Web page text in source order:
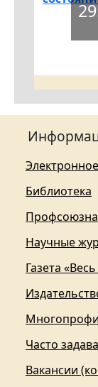
Библиотека
Научные
Газета
Часто
Вакансии